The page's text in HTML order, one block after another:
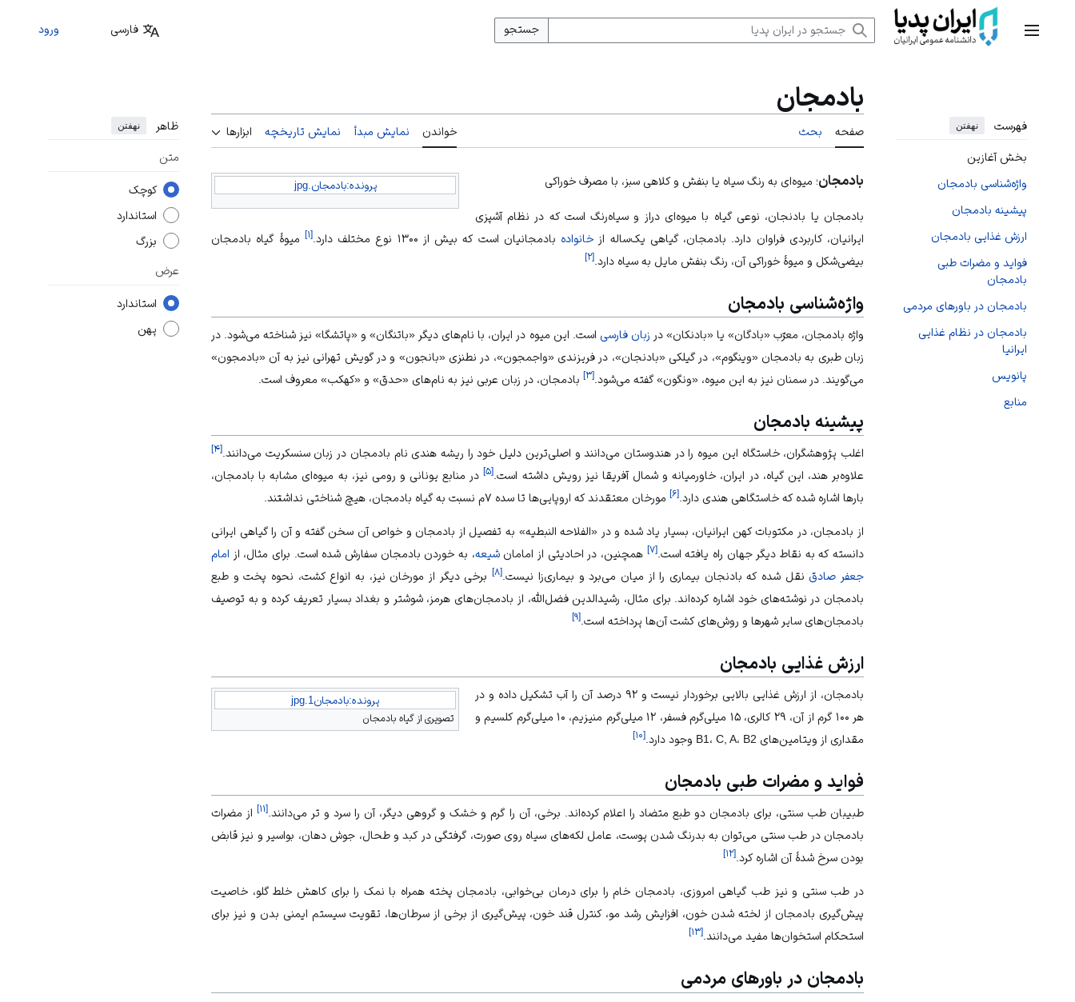
منوی اصلی
جستجو فارسی ورود
فهرست نهفتن
بخش آغازین
واژه‌شناسی بادمجان
پیشینه بادمجان
ارزش غذایی بادمجان
فواید و مضرات طبی
بادمجان
بادمجان در باورهای مردمی
بادمجان در نظام غذایی
ایرانیا
پانویس
منابع
بادمجان
صفحه بحث خواندن نمایش مبدأ نمایش تاریخچه ابزارها ظاهر نهفتن
متن
کوچک
استاندارد
بزرگ
عرض
استاندارد
پهن
پرونده:بادمجان.jpg بادمجان؛ میوه‌ای به رنگ سیاه یا بنفش و کلاهی سبز، با مصرف خوراکی
بادمجان یا بادنجان، نوعی گیاه با میوه‌ای دراز و سیاه‌رنگ است که در نظام آشپزی
ایرانیان، کاربردی فراوان دارد. بادمجان، گیاهی یک‌ساله از خانواده بادمجانیان است که بیش از ۱۳۰۰ نوع مختلف دارد. [۱]
میوهٔ گیاه بادمجان
بیضی‌شکل و میوهٔ خوراکی آن، رنگ بنفش مایل به سیاه دارد. [۲]
واژه‌شناسی بادمجان
واژه بادمجان، معرّب «بادگان» یا «بادنکان» در زبان فارسی است. این میوه در ایران، با نام‌های دیگر «باتنگان» و «پاتشگا» نیز شناخته می‌شود. در
زبان طبری به بادمجان «وینگوم»، در گیلکی «بادنجان»، در فریزندی «واجمجون»، در نطنزی «بانجون» و در گویش تهرانی نیز به آن «بادمجون»
می‌گویند. در سمنان نیز به این میوه، «ونگون» گفته می‌شود.[۳] بادمجان، در زبان عربی نیز به نام‌های «حدق» و «کهکب» معروف است.
پیشینه بادمجان
اغلب پژوهشگران، خاستگاه این میوه را در هندوستان می‌دانند و اصلی‌ترین دلیل خود را ریشه هندی نام بادمجان در زبان سنسکریت می‌دانند.[۴]
علاوه‌بر هند، این گیاه، در ایران، خاورمیانه و شمال آفریقا نیز رویش داشته است.[۵]در منابع یونانی و رومی نیز، به میوه‌ای مشابه با بادمجان،
بارها اشاره شده که خاستگاهی هندی دارد.[۶] مورخان معتقدند که اروپایی‌ها تا سده ۷م نسبت به گیاه بادمجان، هیچ شناختی نداشتند.
از بادمجان، در مکتوبات کهن ایرانیان، بسیار یاد شده و در «الفلاحه النبطیه» به تفصیل از بادمجان و خواص آن سخن گفته و آن را گیاهی ایرانی
دانسته که به نقاط دیگر جهان راه یافته است.[۷] همچنین، در احادیثی از امامانشیعه، به خوردن بادمجان سفارش شده است. برای مثال، از امام
جعفر صادقنقل شده که بادنجان بیماری را از میان می‌برد و بیماری‌زا نیست.[۸]برخی دیگر از مورخان نیز، به انواع کشت، نحوه پخت و طبع
بادمجان در نوشته‌های خود اشاره کرده‌اند. برای مثال، رشیدالدین فضل‌الله، از بادمجان‌های هرمز، شوشتر و بغداد بسیار تعریف کرده و به توصیف
بادمجان‌های سایر شهرها و روش‌های کشت آن‌ها پرداخته است.[۹]
ارزش غذایی بادمجان
پرونده:بادمجان1.jpg
تصویری از گیاه بادمجان
بادمجان، از ارزش غذایی بالایی برخوردار نیست و ۹۲ درصد آن را آب تشکیل داده و در
هر ۱۰۰ گرم از آن، ۲۹ کالری، ۱۵ میلی‌گرم فسفر، ۱۲ میلی‌گرم منیزیم، ۱۰ میلی‌گرم کلسیم و
مقداری از ویتامین‌های B1، C, A، B2 وجود دارد.
[۱۰]
فواید و مضرات طبی بادمجان
طبیبان طب سنتی، برای بادمجان دو طبع متضاد را اعلام کرده‌اند. برخی، آن را گرم و خشک و گروهی دیگر، آن را سرد و تر می‌دانند.[۱۱]از مضرات
بادمجان در طب سنتی می‌توان به بدرنگ شدن پوست، عامل لکه‌های سیاه روی صورت، گرفتگی در کبد و طحال، جوش دهان، بواسیر و نیز قابض
بودن سرخ شدهٔ آن اشاره کرد.[۱۲]
در طب سنتی و نیز طب گیاهی امروزی، بادمجان خام را برای درمان بی‌خوابی، بادمجان پخته همراه با نمک را برای کاهش خلط گلو، خاصیت
پیش‌گیری بادمجان از لخته شدن خون، افزایش رشد مو، کنترل قند خون، پیش‌گیری از برخی از سرطان‌ها، تقویت سیستم ایمنی بدن و نیز برای
استحکام استخوان‌ها مفید می‌دانند.[۱۳]
بادمجان در باورهای مردمی